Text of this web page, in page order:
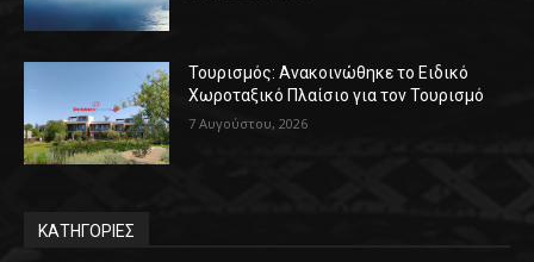
Τουρισμός: Ανακοινώθηκε το Ειδικό
Χωροταξικό Πλαίσιο για τον Τουρισμό
7 Αυγούστου, 2026
ΚΑΤΗΓΟΡΙΕΣ